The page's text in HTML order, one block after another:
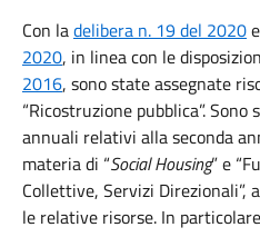
Con ladelibera n. 19 del 2020
2020, in linea con le
2016, sono state assegnate
“Ricostruzione pubblica”.
annuali relativi alla seconda
materia di “Social Housing” e
Collettive, Servizi Direzionali”,
le relative risorse. In